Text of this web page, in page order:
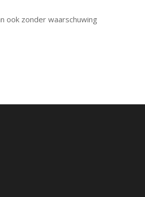
ook zonder waarschuwing